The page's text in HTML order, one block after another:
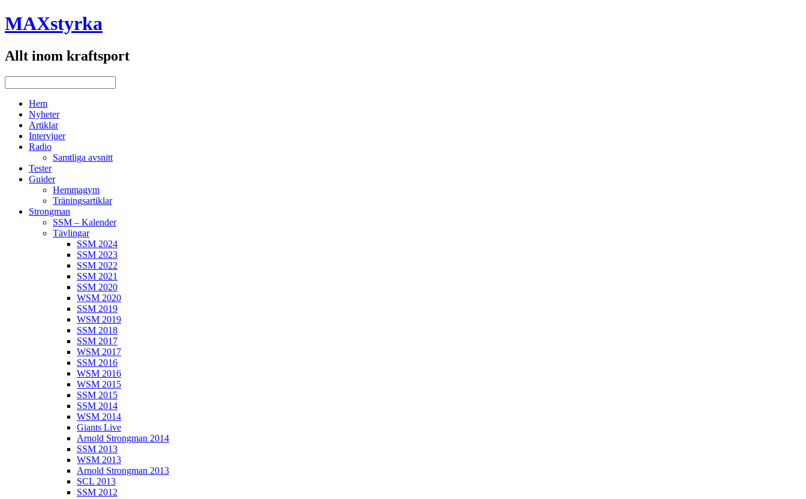
MAXstyrka
Allt inom kraftsport
Hem
Nyheter
Artiklar
Intervjuer
Radio
Samtliga avsnitt
Tester
Guider
Hemmagym
Träningsartiklar
Strongman
SSM – Kalender
Tävlingar
SSM 2024
SSM 2023
SSM 2022
SSM 2021
SSM 2020
WSM 2020
SSM 2019
WSM 2019
SSM 2018
SSM 2017
WSM 2017
SSM 2016
WSM 2016
WSM 2015
SSM 2015
SSM 2014
WSM 2014
Giants Live
Arnold Strongman 2014
SSM 2013
WSM 2013
Arnold Strongman 2013
SCL 2013
SSM 2012